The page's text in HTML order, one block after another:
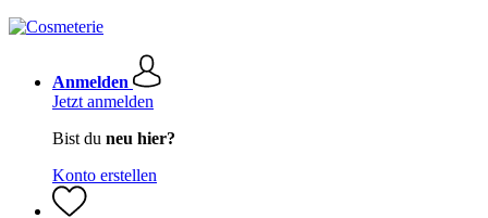
Anmelden
Jetzt anmelden
Bist du neu hier?
Konto erstellen